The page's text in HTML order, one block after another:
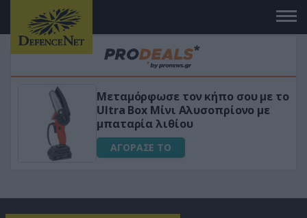
Μεταμόρφωσε τον κήπο σου με το
Ultra Box Μίνι Αλυσοπρίονο με
μπαταρία λιθίου
ΑΓΟΡΑΣΕ ΤΟ